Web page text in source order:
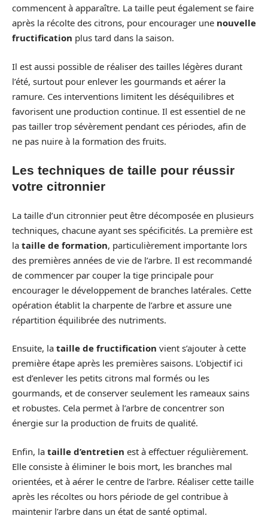
commencent à apparaître. La taille peut également se faire
après la récolte des citrons, pour encourager une nouvelle
fructification plus tard dans la saison.
Il est aussi possible de réaliser des tailles légères durant
l’été, surtout pour enlever les gourmands et aérer la
ramure. Ces interventions limitent les déséquilibres et
favorisent une production continue. Il est essentiel de ne
pas tailler trop sévèrement pendant ces périodes, afin de
ne pas nuire à la formation des fruits.
Les techniques de taille pour réussir
votre citronnier
La taille d’un citronnier peut être décomposée en plusieurs
techniques, chacune ayant ses spécificités. La première est
la taille de formation, particulièrement importante lors
des premières années de vie de l’arbre. Il est recommandé
de commencer par couper la tige principale pour
encourager le développement de branches latérales. Cette
opération établit la charpente de l’arbre et assure une
répartition équilibrée des nutriments.
Ensuite, la taille de fructification vient s’ajouter à cette
première étape après les premières saisons. L’objectif ici
est d’enlever les petits citrons mal formés ou les
gourmands, et de conserver seulement les rameaux sains
et robustes. Cela permet à l’arbre de concentrer son
énergie sur la production de fruits de qualité.
Enfin, la taille d’entretien est à effectuer régulièrement.
Elle consiste à éliminer le bois mort, les branches mal
orientées, et à aérer le centre de l’arbre. Réaliser cette taille
après les récoltes ou hors période de gel contribue à
maintenir l’arbre dans un état de santé optimal.